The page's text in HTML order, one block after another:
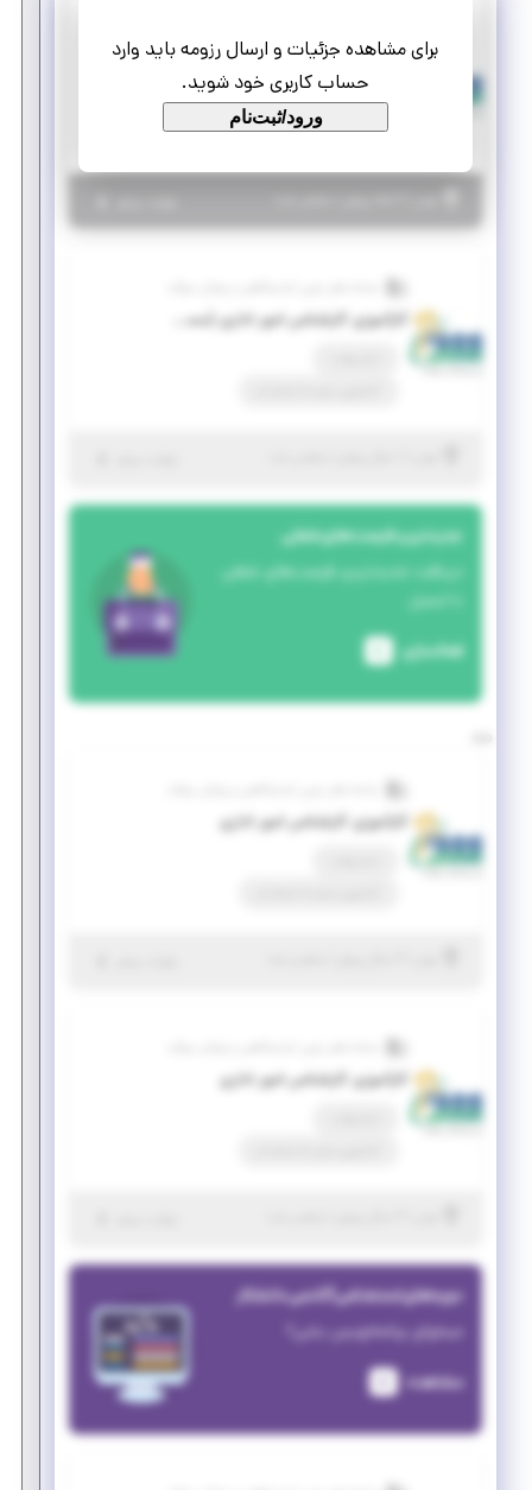
برای مشاهده جزئیات و ارسال رزومه باید وارد
حساب کاربری خود شوید.
ورود/ثبت‌نام
تمام وقت
کارآموزی منجر ‌به استخدام
جدیدترین فرصت‌های شغلی
دریافت جدیدترین فرصت‌های شغلی
با ایمیل
فعالسازی
کارآموزی کارشناس امور اداری
کارآموزی کارشناس امور اداری
دوره‌های استخدامی آکادمی دانشکار
میخوای برنامه‌نویس بشی؟
مشاهده